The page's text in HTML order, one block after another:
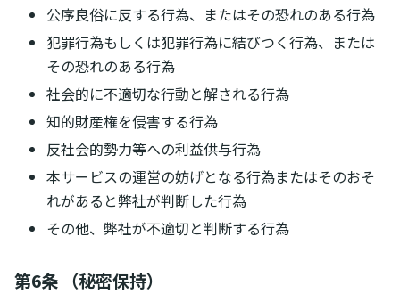
公序良俗に反する行為、またはその恐れのある行為
犯罪行為もしくは犯罪行為に結びつく行為、または
その恐れのある行為
社会的に不適切な行動と解される行為
知的財産権を侵害する行為
反社会的勢力等への利益供与行為
本サービスの運営の妨げとなる行為またはそのおそ
れがあると弊社が判断した行為
その他、弊社が不適切と判断する行為
第6条 （秘密保持）